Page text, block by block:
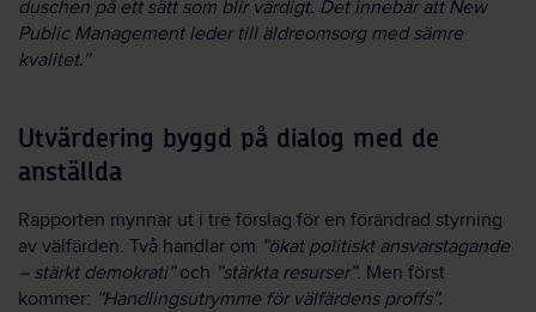
duschen på ett sätt som blir värdigt. Det innebär att New
Public Management leder till äldreomsorg med sämre
kvalitet.”
Utvärdering byggd på dialog med de
anställda
Rapporten mynnar ut i tre förslag för en förändrad styrning
av välfärden. Två handlar om ”ökat politiskt ansvarstagande
– stärkt demokrati”och ”stärkta resurser”. Men först
kommer: ”Handlingsutrymme för välfärdens proffs”.